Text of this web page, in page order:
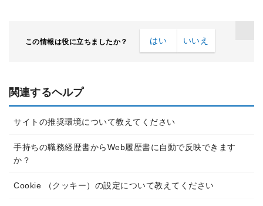
この情報は役に立ちましたか？ はい いいえ
関連するヘルプ
サイトの推奨環境について教えてください
手持ちの職務経歴書からWeb履歴書に自動で反映できます
か？
Cookie （クッキー）の設定について教えてください